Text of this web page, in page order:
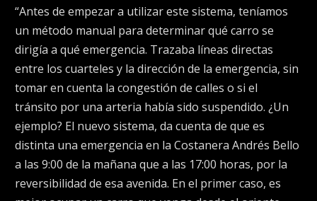
“Antes de empezar a utilizar este sistema, teníamos
un método manual para determinar qué carro se
dirigía a qué emergencia. Trazaba líneas directas
entre los cuarteles y la dirección de la emergencia, sin
tomar en cuenta la congestión de calles o si el
tránsito por una arteria había sido suspendido. ¿Un
ejemplo? El nuevo sistema, da cuenta de que es
distinta una emergencia en la Costanera Andrés Bello
a las 9:00 de la mañana que a las 17:00 horas, por la
reversibilidad de esa avenida. En el primer caso, es